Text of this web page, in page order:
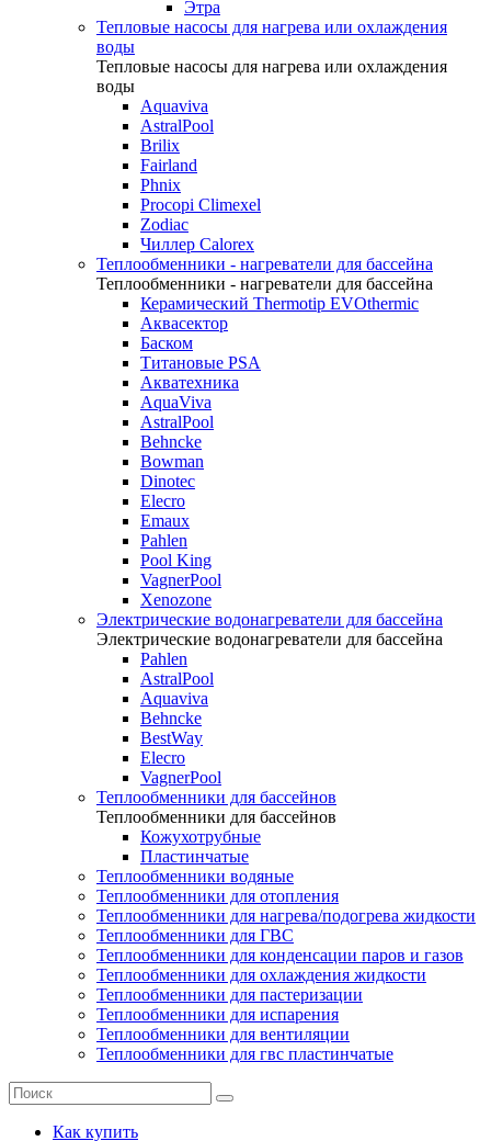
Этра
Тепловые насосы для нагрева или охлаждения
воды
Тепловые насосы для нагрева или охлаждения
воды
Aquaviva
AstralPool
Brilix
Fairland
Phnix
Procopi Climexel
Zodiac
Чиллер Calorex
Теплообменники - нагреватели для бассейна
Теплообменники - нагреватели для бассейна
Керамический Thermotip EVOthermic
Аквасектор
Баском
Титановые PSA
Акватехника
AquaViva
AstralPool
Behncke
Bowman
Dinotec
Elecro
Emaux
Pahlen
Pool King
VagnerPool
Xenozone
Электрические водонагреватели для бассейна
Электрические водонагреватели для бассейна
Pahlen
AstralPool
Aquaviva
Behncke
BestWay
Elecro
VagnerPool
Теплообменники для бассейнов
Теплообменники для бассейнов
Кожухотрубные
Пластинчатые
Теплообменники водяные
Теплообменники для отопления
Теплообменники для нагрева/подогрева жидкости
Теплообменники для ГВС
Теплообменники для конденсации паров и газов
Теплообменники для охлаждения жидкости
Теплообменники для пастеризации
Теплообменники для испарения
Теплообменники для вентиляции
Теплообменники для гвс пластинчатые
Как купить